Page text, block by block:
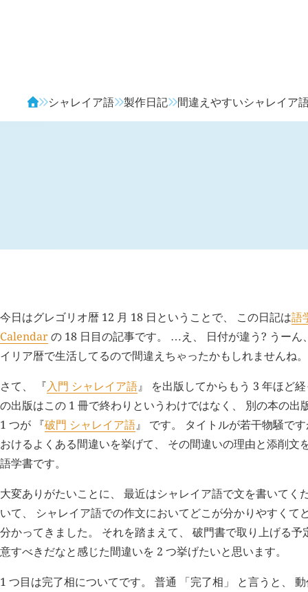
シャレイア語 製作日記 間違えやすいシャレイア
今日はグレゴリオ暦 12 月 18 日ということで、 この日記は語
Calendarの 18 日目の記事です。 … え、 日付が違う? うー
イリア暦で生活してるので間違えちゃったかもしれませんね。
さて、 『入門 シャレイア語』 を出版してからもう 3 年ほど
の出版はこの 1 冊で終わりというわけではなく、 別の本の出
1 つが 『破門 シャレイア語』 です。 タイトルが若干物騒で
おけるよくある間違いを挙げて、 その間違いの理由と添削文
語学書です。
大変ありがたいことに、 最近はシャレイア語で文を書いてく
いて、 シャレイア語での作文においてどこが分かりやすくて
分かってきました。 それを踏まえて、 破門書で取り上げる
意すべきだなと感じた間違いを 2 つ挙げたいと思います。
1 つ目は完了相についてです。 普通 「完了相」 と言うと、